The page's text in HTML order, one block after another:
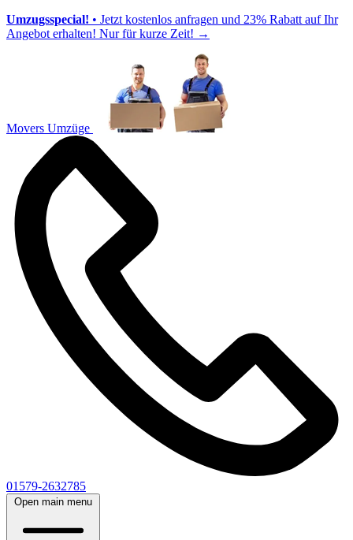
Umzugsspecial! • Jetzt kostenlos anfragen und 23% Rabatt auf Ihr
Angebot erhalten! Nur für kurze Zeit! →
Movers Umzüge
01579-2632785
Open main menu